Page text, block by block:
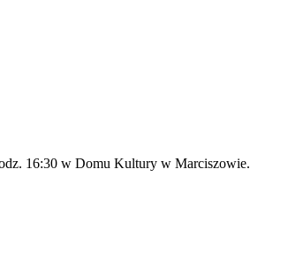
16:30 w Domu Kultury w Marciszowie.